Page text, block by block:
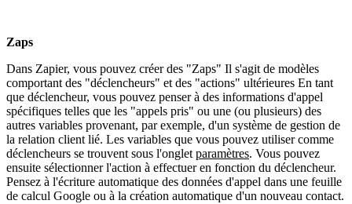
Zaps
Dans Zapier, vous pouvez créer des "Zaps" Il s'agit de modèles
comportant des "déclencheurs" et des "actions" ultérieures En tant
que déclencheur, vous pouvez penser à des informations d'appel
spécifiques telles que les "appels pris" ou une (ou plusieurs) des
autres variables provenant, par exemple, d'un système de gestion de
la relation client lié. Les variables que vous pouvez utiliser comme
déclencheurs se trouvent sous l'onglet paramètres. Vous pouvez
ensuite sélectionner l'action à effectuer en fonction du déclencheur.
Pensez à l'écriture automatique des données d'appel dans une feuille
de calcul Google ou à la création automatique d'un nouveau contact.